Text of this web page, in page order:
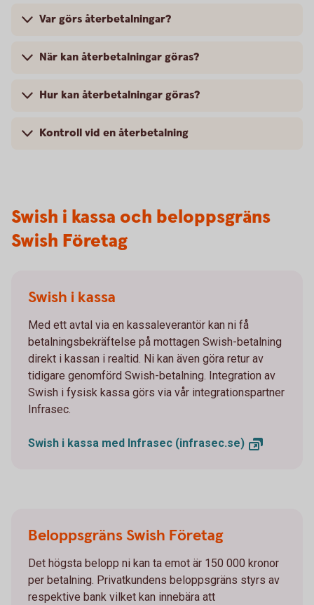
Var görs återbetalningar?
När kan återbetalningar göras?
Hur kan återbetalningar göras?
Kontroll vid en återbetalning
Swish i kassa och beloppsgräns
Swish Företag
Swish i kassa
Med ett avtal via en kassaleverantör kan ni få
betalningsbekräftelse på mottagen Swish-betalning
direkt i kassan i realtid. Ni kan även göra retur av
tidigare genomförd Swish-betalning. Integration av
Swish i fysisk kassa görs via vår integrationspartner
Infrasec.
Swish i kassa med Infrasec (infrasec.se)
Beloppsgräns Swish Företag
Det högsta belopp ni kan ta emot är 150 000 kronor
per betalning. Privatkundens beloppsgräns styrs av
respektive bank vilket kan innebära att